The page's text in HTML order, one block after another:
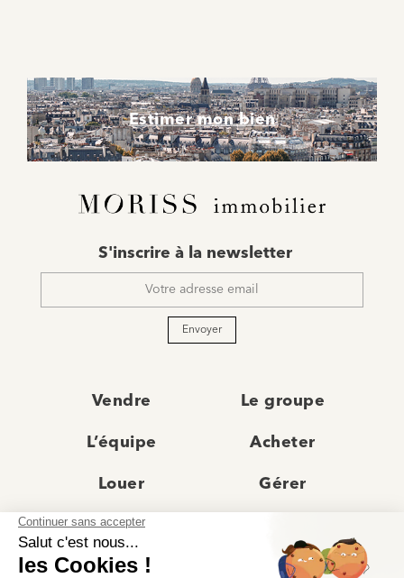
Estimer mon bien
mail
S'inscrire à la newsletter
Envoyer
Vendre Le groupe
L’équipe Acheter
Louer Gérer
Actualités
Recrutement Avis clients